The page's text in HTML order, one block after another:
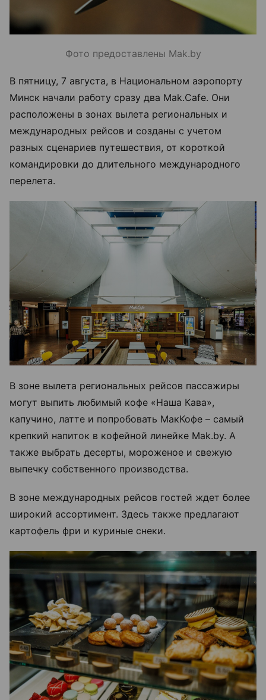
Фото предоставлены Mak.by
В пятницу, 7 августа, в Национальном аэропорту
Минск начали работу сразу два Mak.Cafe. Они
расположены в зонах вылета региональных и
международных рейсов и созданы с учетом
разных сценариев путешествия, от короткой
командировки до длительного международного
перелета.
В зоне вылета региональных рейсов пассажиры
могут выпить любимый кофе «Наша Кава»,
капучино, латте и попробовать МакКофе – самый
крепкий напиток в кофейной линейке Mak.by. А
также выбрать десерты, мороженое и свежую
выпечку собственного производства.
В зоне международных рейсов гостей ждет более
широкий ассортимент. Здесь также предлагают
картофель фри и куриные снеки.